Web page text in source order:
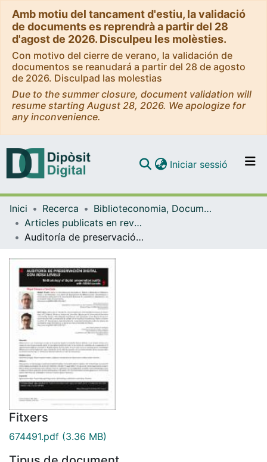
Amb motiu del tancament d'estiu, la validació
de documents es reprendrà a partir del 28
d'agost de 2026. Disculpeu les molèsties.
Con motivo del cierre de verano, la validación de
documentos se reanudará a partir del 28 de agosto
de 2026. Disculpad las molestias
Due to the summer closure, document validation will
resume starting August 28, 2026. We apologize for
any inconvenience.
Navega per tot el DD
Com publicar
Iniciar sessió (current)
Inici Recerca
Biblioteconomia, Documentació i Comunicació Audiovisual
Articles publicats en revistes (Biblioteconomia, Documentació i Comunicació Audiovisual)
Auditoría de preservación digital con NDSA Levels
Fitxers
674491.pdf (3.36 MB)